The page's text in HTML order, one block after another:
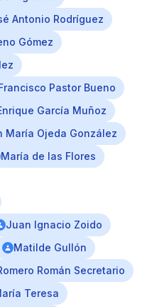
Antonio Rodríguez
Gómez
Pastor Bueno
García Muñoz
María Ojeda González
María de las Flores
Juan Ignacio Zoido
Matilde Gullón
Román Secretario
Teresa